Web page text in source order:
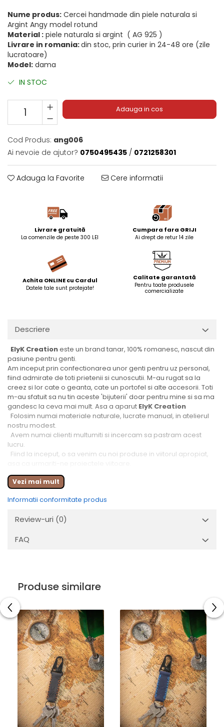
Nume produs: Cercei handmade din piele naturala si
Argint Angy model rotund
Material : piele naturala si argint ( AG 925 )
Livrare in romania:din stoc, prin curier in 24-48 ore (zile
lucratoare)
Model: dama
IN STOC
Adauga in cos
Cod Produs: ang006
Ai nevoie de ajutor? 0750495435 / 0721258301
Adauga la Favorite Cere informatii
Livrare gratuită
La comenzile de peste 300 LEI
Cumpara fara GRIJI
Ai drept de retur 14 zile
Achita ONLINE cu Cardul
Datele tale sunt protejate!
Calitate garantată
Pentru toate produsele
comercializate
Descriere
ElyK Creationeste un brand tanar, 100% romanesc, nascut din
pasiune pentru genti.
Am inceput prin confectionarea unor genti pentru uz personal,
fiind admirate de toti prietenii si cunoscutii. M-au rugat sa la
creez si lor cate o geanta, cate un portofel si alte accesorii. Toti
m-au sfatuit sa nu tin aceste 'bijuterii' doar pentru mine si sa ma
gandesc la ceva mai mult. Asa a aparut ElyK Creation
Folosim numai materiale naturale, lucrate manual, in atelierul
nostru modest.
Avem numai clienti multumiti si incercam sa pastram acest
lucru.
Fiind la inceput, o sa venim cu noi produse in viitorul apropiat,
Suntem activi si pe instagram:
pe facebook:
Vezi mai mult
Informatii conformitate produs
Review-uri (0)
FAQ
Produse similare